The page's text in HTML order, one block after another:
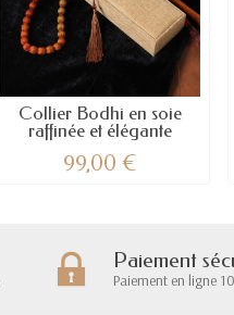
Collier Bodhi en soie
raffinée et élégante
99,00 €
Paiement
Paiement en ligne